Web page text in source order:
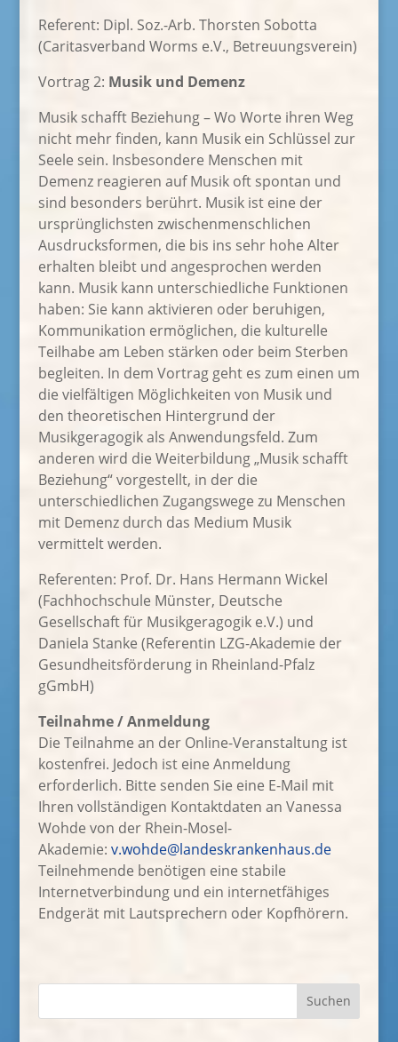
Referent: Dipl. Soz.-Arb. Thorsten Sobotta
(Caritasverband Worms e.V., Betreuungsverein)
Vortrag 2: Musik und Demenz
Musik schafft Beziehung – Wo Worte ihren Weg
nicht mehr finden, kann Musik ein Schlüssel zur
Seele sein. Insbesondere Menschen mit
Demenz reagieren auf Musik oft spontan und
sind besonders berührt. Musik ist eine der
ursprünglichsten zwischenmenschlichen
Ausdrucksformen, die bis ins sehr hohe Alter
erhalten bleibt und angesprochen werden
kann. Musik kann unterschiedliche Funktionen
haben: Sie kann aktivieren oder beruhigen,
Kommunikation ermöglichen, die kulturelle
Teilhabe am Leben stärken oder beim Sterben
begleiten. In dem Vortrag geht es zum einen um
die vielfältigen Möglichkeiten von Musik und
den theoretischen Hintergrund der
Musikgeragogik als Anwendungsfeld. Zum
anderen wird die Weiterbildung „Musik schafft
Beziehung“ vorgestellt, in der die
unterschiedlichen Zugangswege zu Menschen
mit Demenz durch das Medium Musik
vermittelt werden.
Referenten: Prof. Dr. Hans Hermann Wickel
(Fachhochschule Münster, Deutsche
Gesellschaft für Musikgeragogik e.V.) und
Daniela Stanke (Referentin LZG-Akademie der
Gesundheitsförderung in Rheinland-Pfalz
gGmbH)
Teilnahme / Anmeldung
Die Teilnahme an der Online-Veranstaltung ist
kostenfrei. Jedoch ist eine Anmeldung
erforderlich. Bitte senden Sie eine E-Mail mit
Ihren vollständigen Kontaktdaten an Vanessa
Wohde von der Rhein-Mosel-
Akademie: v.wohde@landeskrankenhaus.de
Teilnehmende benötigen eine stabile
Internetverbindung und ein internetfähiges
Endgerät mit Lautsprechern oder Kopfhörern.